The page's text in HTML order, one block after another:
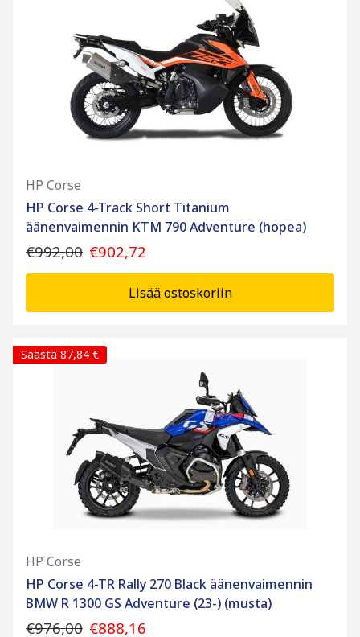
HP Corse
HP Corse 4-Track Short Titanium
äänenvaimennin KTM 790 Adventure (hopea)
€992,00 €902,72
Lisää ostoskoriin
Säästä 87,84 €
HP Corse
HP Corse 4-TR Rally 270 Black äänenvaimennin
BMW R 1300 GS Adventure (23-) (musta)
€976,00 €888,16